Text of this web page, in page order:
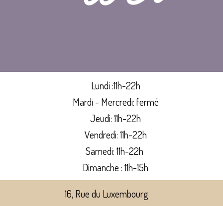
Lundi :11h-22h
Mardi - Mercredi: fermé
Jeudi:11h-22h
Vendredi:11h-22h
Samedi:11h-22h
Dimanche : 11h-15h
16, Rue du Luxembourg